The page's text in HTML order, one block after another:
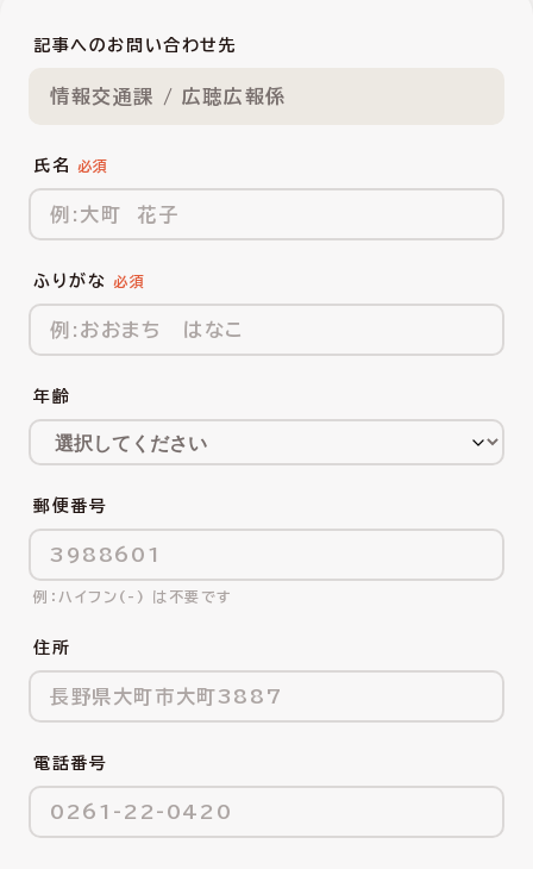
記事へのお問い合わせ先
情報交通課 / 広聴広報係
氏名
ふりがな
年齢
郵便番号
ハイフン(-) は不要です
住所
電話番号